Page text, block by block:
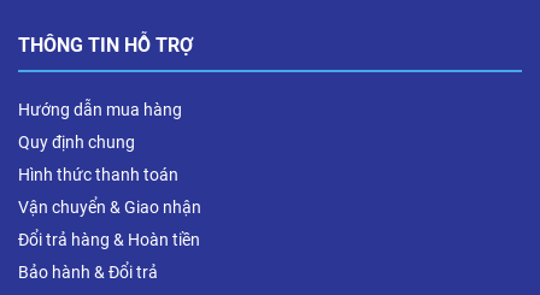
THÔNG TIN HỖ TRỢ
Hướng dẫn mua hàng
Quy định chung
Hình thức thanh toán
Vận chuyển & Giao nhận
Đổi trả hàng & Hoàn tiền
Bảo hành & Đổi trả